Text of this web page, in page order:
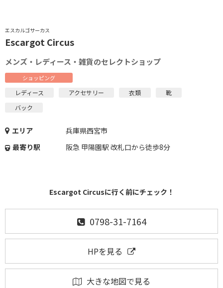
エスカルゴサーカス
Escargot Circus
メンズ・レディース・雑貨のセレクトショップ
ショッピング
レディース アクセサリー 衣類
靴
バック
エリア
兵庫県西宮市
最寄り駅
阪急 甲陽園駅 改札口から徒歩8分
Escargot Circusに行く前にチェック！
0798-31-7164
HPを見る
大きな地図で見る